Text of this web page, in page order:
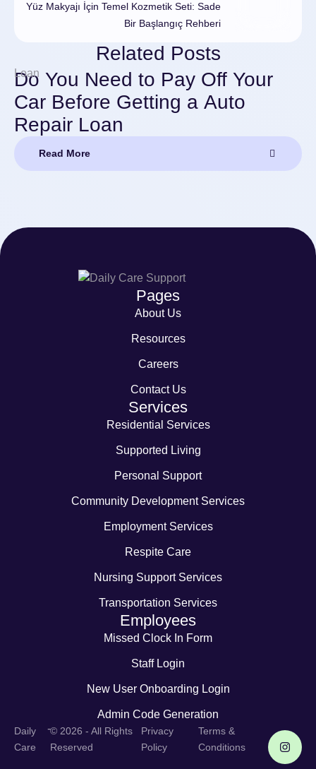
Yüz Makyajı İçin Temel Kozmetik Seti: Sade
Bir Başlangıç Rehberi
Related Posts
Loan
Do You Need to Pay Off Your
Car Before Getting a Auto
Repair Loan
Read More
Pages
About Us
Resources
Careers
Contact Us
Services
Residential Services
Supported Living
Personal Support
Community Development Services
Employment Services
Respite Care
Nursing Support Services
Transportation Services
Employees
Missed Clock In Form
Staff Login
New User Onboarding Login
Admin Code Generation
Daily
Care
-© 2026 - All Rights
Reserved
Privacy
Policy
Terms &
Conditions